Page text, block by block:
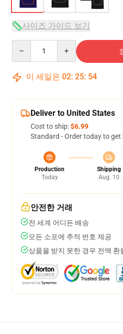
사이즈 가이드 보기
이 세일은 02: 25: 53
Deliver to United States
Cost to ship:$6.99
Standard - Order today to get
Production
Today
Shipping
Aug. 10
안전한 거래
전 세계 어디든 배송
모든 소포에 추적 번호 제공
상품을 받지 못한 경우 전액 환